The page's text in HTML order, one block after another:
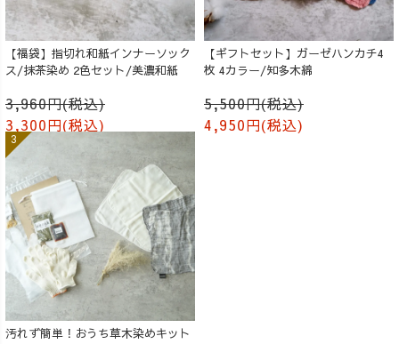
【福袋】指切れ和紙インナーソック
ス/抹茶染め 2色セット/美濃和紙
3,960円(税込)
3,300円(税込)
【ギフトセット】ガーゼハンカチ4
枚 4カラー/知多木綿
5,500円(税込)
4,950円(税込)
汚れず簡単！おうち草木染めキット